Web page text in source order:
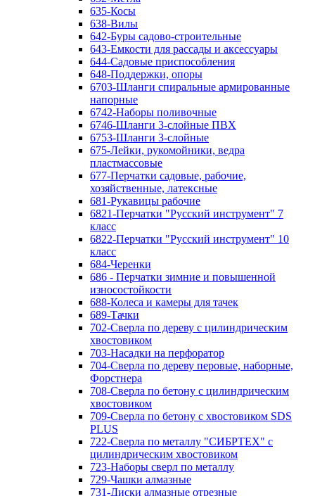
635-Косы
638-Вилы
642-Буры садово-строительные
643-Емкости для рассады и аксессуары
644-Садовые приспособления
648-Поддержки, опоры
6703-Шланги спиральные армированные
напорные
6742-Наборы поливочные
6746-Шланги 3-слойные ПВХ
6753-Шланги 3-слойные
675-Лейки, рукомойники, ведра
пластмассовые
677-Перчатки садовые, рабочие,
хозяйственные, латексные
681-Рукавицы рабочие
6821-Перчатки "Русский инструмент" 7
класс
6822-Перчатки "Русский инструмент" 10
класс
684-Черенки
686 - Перчатки зимние и повышенной
износостойкости
688-Колеса и камеры для тачек
689-Тачки
702-Сверла по дереву с цилиндрическим
хвостовиком
703-Насадки на перфоратор
704-Сверла по дереву перовые, наборные,
Форстнера
708-Сверла по бетону с цилиндрическим
хвостовиком
709-Сверла по бетону с хвостовиком SDS
PLUS
722-Сверла по металлу "СИБРТЕХ" с
цилиндрическим хвостовиком
723-Наборы сверл по металлу
729-Чашки алмазные
731-Диски алмазные отрезные